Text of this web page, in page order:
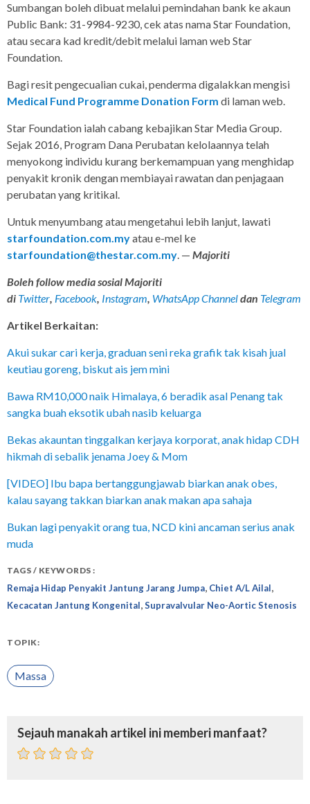
Sumbangan boleh dibuat melalui pemindahan bank ke akaun
Public Bank: 31-9984-9230, cek atas nama Star Foundation,
atau secara kad kredit/debit melalui laman web Star
Foundation.
Bagi resit pengecualian cukai, penderma digalakkan mengisi
Medical Fund Programme Donation Form di laman web.
Star Foundation ialah cabang kebajikan Star Media Group.
Sejak 2016, Program Dana Perubatan kelolaannya telah
menyokong individu kurang berkemampuan yang menghidap
penyakit kronik dengan membiayai rawatan dan penjagaan
perubatan yang kritikal.
Untuk menyumbang atau mengetahui lebih lanjut, lawati
starfoundation.com.myatau e-mel ke
starfoundation@thestar.com.my. — Majoriti
Boleh follow media sosial Majoriti
di Twitter, Facebook, Instagram, WhatsApp Channeldan Telegram
Artikel Berkaitan:
Akui sukar cari kerja, graduan seni reka grafik tak kisah jual
keutiau goreng, biskut ais jem mini
Bawa RM10,000 naik Himalaya, 6 beradik asal Penang tak
sangka buah eksotik ubah nasib keluarga
Bekas akauntan tinggalkan kerjaya korporat, anak hidap CDH
hikmah di sebalik jenama Joey & Mom
[VIDEO] Ibu bapa bertanggungjawab biarkan anak obes,
kalau sayang takkan biarkan anak makan apa sahaja
Bukan lagi penyakit orang tua, NCD kini ancaman serius anak
muda
TAGS / KEYWORDS :
Remaja Hidap Penyakit Jantung Jarang Jumpa, Chiet A/L Ailal,
Kecacatan Jantung Kongenital,Supravalvular Neo-Aortic Stenosis
TOPIK:
Massa
Sejauh manakah artikel ini memberi manfaat?